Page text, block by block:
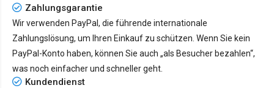
Zahlungsgarantie
Wir verwenden PayPal, die führende internationale
Zahlungslösung, um Ihren Einkauf zu schützen. Wenn Sie kein
PayPal-Konto haben, können Sie auch „als Besucher bezahlen“,
was noch einfacher und schneller geht.
Kundendienst